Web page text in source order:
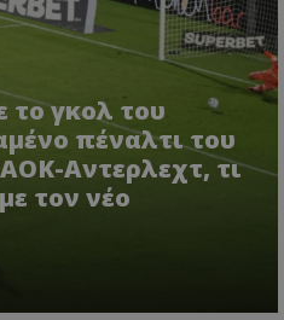
το γκολ του
πέναλτι του
Αντερλεχτ, τι
τον νέο